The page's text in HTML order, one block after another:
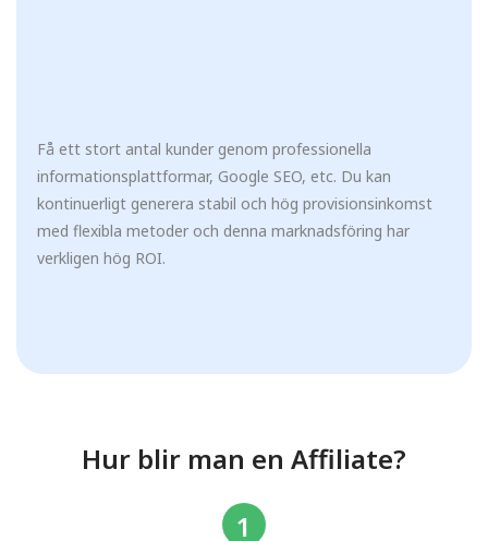
Få ett stort antal kunder genom professionella
informationsplattformar, Google SEO, etc. Du kan
kontinuerligt generera stabil och hög provisionsinkomst
med flexibla metoder och denna marknadsföring har
verkligen hög ROI.
Hur blir man en Affiliate?